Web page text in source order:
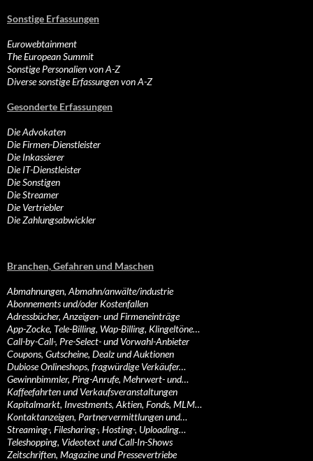
Sonstige Erfassungen
Eurowebtainment
The European Summit
Sonstige Personalien von A-Z
Diverse sonstige Erfassungen von A-Z
Gesonderte Erfassungen
Die Advokaten
Die Firmen-Dienstleister
Die Inkassierer
Die IT-Dienstleister
Die Sonstigen
Die Streamer
Die Vertriebler
Die Zahlungsabwickler
Branchen, Gefahren und Maschen
Abmahnungen, Abmahn/anwälte/industrie
Abonnements und/oder Kostenfallen
Adressbücher, Anzeigen- und Firmeneinträge
App-Zocke, Tele-Billing, Wap-Billing, Klingeltöne…
Call-by-Call-, Pre-Select- und Vorwahl-Anbieter
Coupons, Gutscheine, Dealz und Auktionen
Dubiose Onlineshops, fragwürdige Verkäufer…
Gewinnbimmler, Ping-Anrufe, Mehrwert- und…
Kaffeefahrten und Verkaufsveranstaltungen
Kapitalmarkt, Investments, Aktien, Fonds, MLM…
Kontaktanzeigen, Partnervermittlungen und…
Streaming-, Filesharing-, Hosting-, Uploading…
Teleshopping, Videotext und Call-In-Shows
Zeitschriften, Magazine und Pressevertriebe